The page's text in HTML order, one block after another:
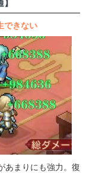
できない
あまりにも強力。復